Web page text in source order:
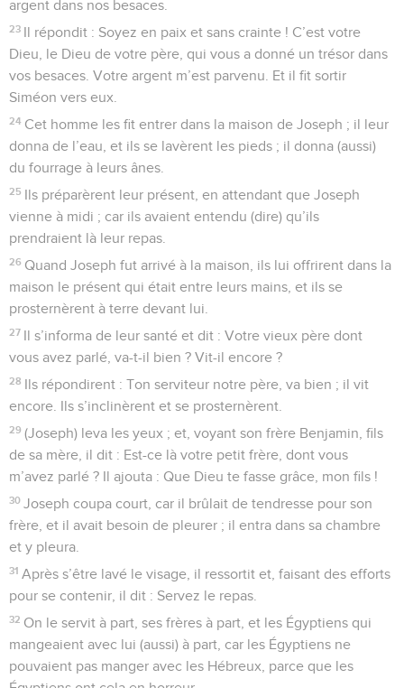
argent dans nos besaces.
23 Il répondit : Soyez en paix et sans crainte ! C’est votre
Dieu, le Dieu de votre père, qui vous a donné un trésor dans
vos besaces. Votre argent m’est parvenu. Et il fit sortir
Siméon vers eux.
24 Cet homme les fit entrer dans la maison de Joseph ; il leur
donna de l’eau, et ils se lavèrent les pieds ; il donna (aussi)
du fourrage à leurs ânes.
25 Ils préparèrent leur présent, en attendant que Joseph
vienne à midi ; car ils avaient entendu (dire) qu’ils
prendraient là leur repas.
26 Quand Joseph fut arrivé à la maison, ils lui offrirent dans la
maison le présent qui était entre leurs mains, et ils se
prosternèrent à terre devant lui.
27 Il s’informa de leur santé et dit : Votre vieux père dont
vous avez parlé, va-t-il bien ? Vit-il encore ?
28 Ils répondirent : Ton serviteur notre père, va bien ; il vit
encore. Ils s’inclinèrent et se prosternèrent.
29 (Joseph) leva les yeux ; et, voyant son frère Benjamin, fils
de sa mère, il dit : Est-ce là votre petit frère, dont vous
m’avez parlé ? Il ajouta : Que Dieu te fasse grâce, mon fils !
30 Joseph coupa court, car il brûlait de tendresse pour son
frère, et il avait besoin de pleurer ; il entra dans sa chambre
et y pleura.
31 Après s’être lavé le visage, il ressortit et, faisant des efforts
pour se contenir, il dit : Servez le repas.
32 On le servit à part, ses frères à part, et les Égyptiens qui
mangeaient avec lui (aussi) à part, car les Égyptiens ne
pouvaient pas manger avec les Hébreux, parce que les